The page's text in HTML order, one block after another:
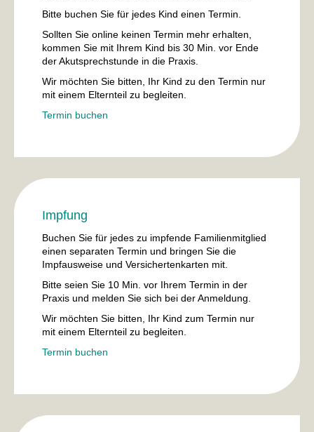
Bitte buchen Sie für jedes Kind einen Termin.
Sollten Sie online keinen Termin mehr erhalten,
kommen Sie mit Ihrem Kind bis 30 Min. vor Ende
der Akutsprechstunde in die Praxis.
Wir möchten Sie bitten, Ihr Kind zu den Termin nur
mit einem Elternteil zu begleiten.
Termin buchen
Impfung
Buchen Sie für jedes zu impfende Familienmitglied
einen separaten Termin und bringen Sie die
Impfausweise und Versichertenkarten mit.
Bitte seien Sie 10 Min. vor Ihrem Termin in der
Praxis und melden Sie sich bei der Anmeldung.
Wir möchten Sie bitten, Ihr Kind zum Termin nur
mit einem Elternteil zu begleiten.
Termin buchen